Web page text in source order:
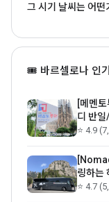
그 시기 날씨는 어떤
🎟 바르셀로나 인
[메멘
디 반
⭐ 4.9
링하는
⭐ 4.7